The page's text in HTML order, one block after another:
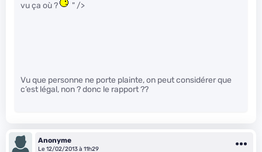
vu ça où ?
" />
Vu que personne ne porte plainte, on peut considérer que
c’est légal, non ? donc le rapport ??
Anonyme
Le 12/02/2013 à 11h29